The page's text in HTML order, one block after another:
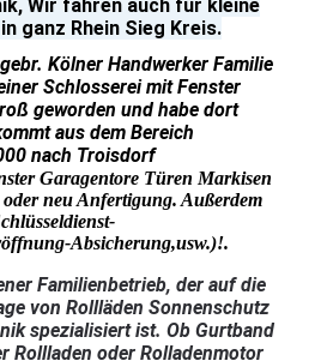
Wir fahren auch für kleine
ganz Rhein Sieg Kreis.
Kölner Handwerker Familie
Schlosserei mit Fenster
geworden und habe dort
aus dem Bereich
nach Troisdorf
Garagentore Türen Markisen
neu Anfertigung. Außerdem
Absicherung,usw.)!.
Familienbetrieb, der auf die
von Rollläden Sonnenschutz
spezialisiert ist. Ob Gurtband
Rollladen oder Rolladenmotor